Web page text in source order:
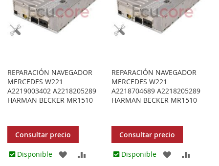
REPARACIÓN NAVEGADOR
MERCEDES W221
A2219003402 A2218205289
HARMAN BECKER MR1510
Consultar precio
Disponible AGREGAR
REPARACIÓN NAVEGADOR
MERCEDES W221
A2218704689 A2218205289
HARMAN BECKER MR1510
Consultar precio
Disponible AGREGAR